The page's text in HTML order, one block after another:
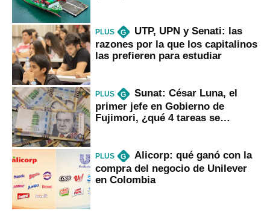
PLUS G
UTP, UPN y Senati: las
razones por la que los capitalinos
las prefieren para estudiar
PLUS G
Sunat: César Luna, el
primer jefe en Gobierno de
Fujimori, ¿qué 4 tareas se
PLUS G
Alicorp: qué ganó con la
compra del negocio de Unilever
en Colombia